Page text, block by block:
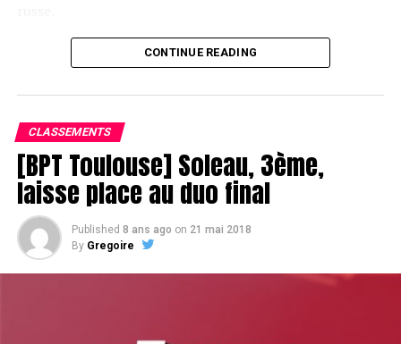
Le champagne va réchauffer si les deux finalistes ne se décident pas !
CONTINUE READING
CLASSEMENTS
[BPT Toulouse] Soleau, 3ème,
laisse place au duo final
Published 8 ans ago on 21 mai 2018
By Gregoire